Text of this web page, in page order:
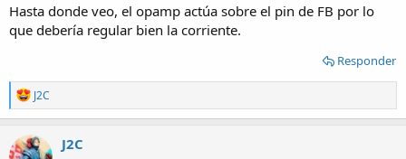
Hasta donde veo, el opamp actúa sobre el pin de FB por lo
que debería regular bien la corriente.
Responder
R
e
a
c
t
J2C
J2C